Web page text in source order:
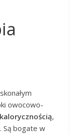
owocowo-
,
Są bogate w